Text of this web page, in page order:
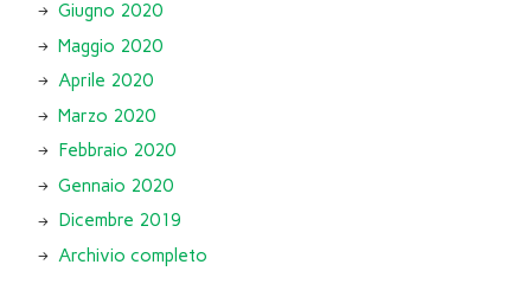
Giugno 2020
Maggio 2020
Aprile 2020
Marzo 2020
Febbraio 2020
Gennaio 2020
Dicembre 2019
Archivio completo